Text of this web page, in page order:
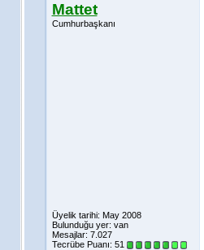
Mattet
Cumhurbaşkanı
Üyelik tarihi: May 2008
Bulunduğu yer: van
Mesajlar: 7.027
Tecrübe Puanı: 51